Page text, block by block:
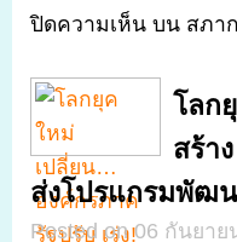
ปิดความเห็น บน สภา
โลก
สร้า
ส่งโปรแกรมพัฒ
Posted on 06 กันยาย